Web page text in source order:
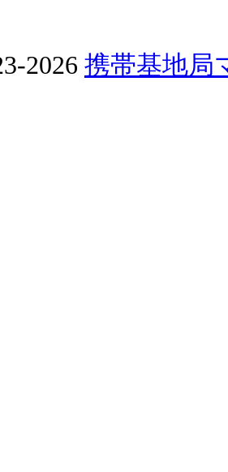
2026 携帯基地局